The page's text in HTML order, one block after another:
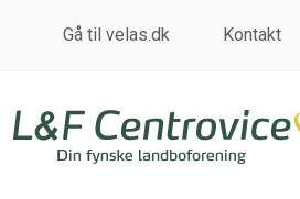
Gå til velas.dk Kontakt